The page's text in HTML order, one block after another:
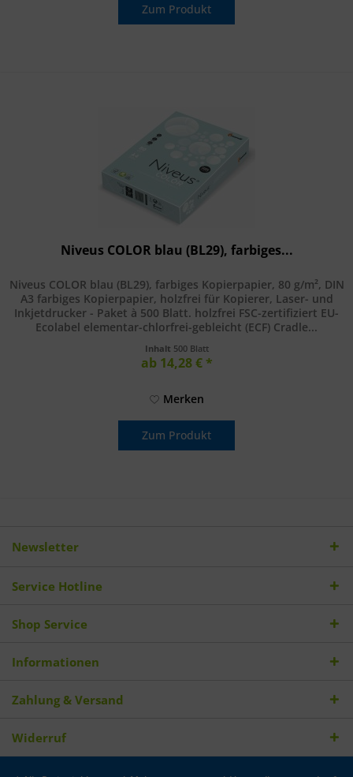
Zum Produkt
Niveus COLOR blau (BL29), farbiges...
Niveus COLOR blau (BL29), farbiges Kopierpapier, 80 g/m², DIN
A3 farbiges Kopierpapier, holzfrei für Kopierer, Laser- und
Inkjetdrucker - Paket à 500 Blatt. holzfrei FSC-zertifiziert EU-
Ecolabel elementar-chlorfrei-gebleicht (ECF) Cradle...
Inhalt 500 Blatt
ab 14,28 € *
Merken
Zum Produkt
Newsletter
Service Hotline
Shop Service
Informationen
Zahlung & Versand
Widerruf